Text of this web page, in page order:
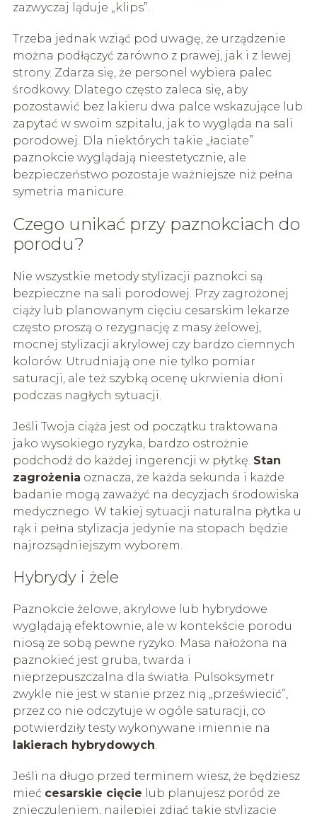
zazwyczaj ląduje „klips”.
Trzeba jednak wziąć pod uwagę, że urządzenie
można podłączyć zarówno z prawej, jak i z lewej
strony. Zdarza się, że personel wybiera palec
środkowy. Dlatego często zaleca się, aby
pozostawić bez lakieru dwa palce wskazujące lub
zapytać w swoim szpitalu, jak to wygląda na sali
porodowej. Dla niektórych takie „łaciate”
paznokcie wyglądają nieestetycznie, ale
bezpieczeństwo pozostaje ważniejsze niż pełna
symetria manicure.
Czego unikać przy paznokciach do
porodu?
Nie wszystkie metody stylizacji paznokci są
bezpieczne na sali porodowej. Przy zagrożonej
ciąży lub planowanym cięciu cesarskim lekarze
często proszą o rezygnację z masy żelowej,
mocnej stylizacji akrylowej czy bardzo ciemnych
kolorów. Utrudniają one nie tylko pomiar
saturacji, ale też szybką ocenę ukrwienia dłoni
podczas nagłych sytuacji.
Jeśli Twoja ciąża jest od początku traktowana
jako wysokiego ryzyka, bardzo ostrożnie
podchodź do każdej ingerencji w płytkę. Stan
zagrożenia oznacza, że każda sekunda i każde
badanie mogą zaważyć na decyzjach środowiska
medycznego. W takiej sytuacji naturalna płytka u
rąk i pełna stylizacja jedynie na stopach będzie
najrozsądniejszym wyborem.
Hybrydy i żele
Paznokcie żelowe, akrylowe lub hybrydowe
wyglądają efektownie, ale w kontekście porodu
niosą ze sobą pewne ryzyko. Masa nałożona na
paznokieć jest gruba, twarda i
nieprzepuszczalna dla światła. Pulsoksymetr
zwykle nie jest w stanie przez nią „przeświecić”,
przez co nie odczytuje w ogóle saturacji, co
potwierdziły testy wykonywane imiennie na
lakierach hybrydowych.
Jeśli na długo przed terminem wiesz, że będziesz
mieć cesarskie cięcie lub planujesz poród ze
znieczuleniem, najlepiej zdjąć takie stylizacje